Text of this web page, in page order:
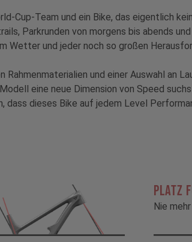
Cup-Team und ein Bike, das eigentlich
Parkrunden von morgens bis abends
Wetter und jeder noch so großen
und einer Auswahl an
eine neue Dimension von Speed
dass dieses Bike auf jedem Level
Platz
Nie